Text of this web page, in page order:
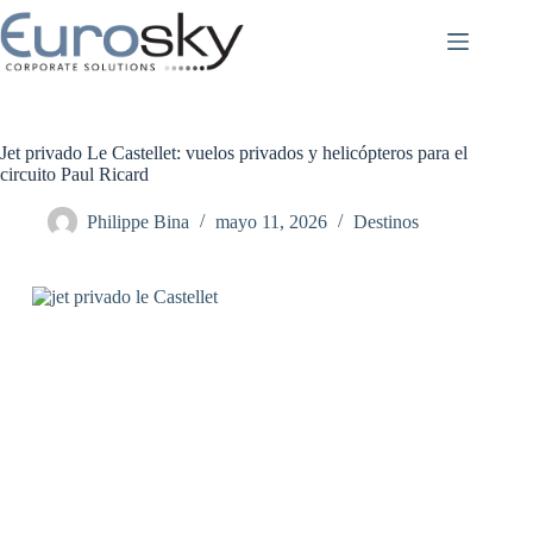
Saltar
al
contenido
Jet privado Le Castellet: vuelos privados y helicópteros para el
circuito Paul Ricard
Philippe Bina mayo 11, 2026 Destinos